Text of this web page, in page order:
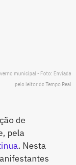
municipal - Foto: Enviada
pelo leitor do Tempo Real
de
pela
. Nesta